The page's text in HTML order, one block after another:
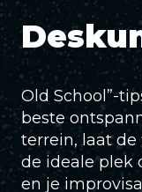
Old School”-
beste
terrein, laat de
de ideale plek
en je